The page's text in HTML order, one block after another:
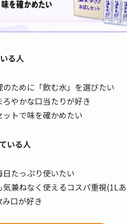
る人
ために「飲む水」を選びたい
ろやかな口当たりが好き
ットで味を確かめたい
いる人
たっぷり使いたい
兼ねなく使えるコスパ重視(1L
口が好き